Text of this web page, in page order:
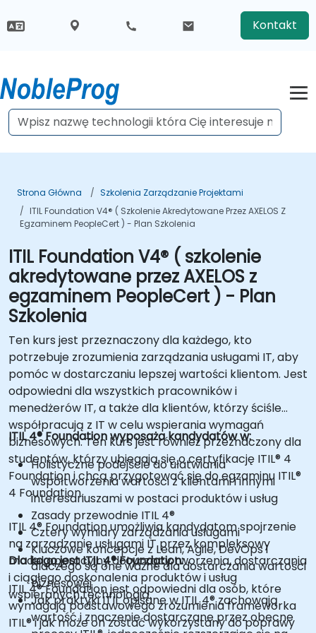
Kontakt
Strona Główna
Szkolenia Zarządzanie Projektami
ITIL Foundation V4® ( Szkolenie Akredytowane Przez AXELOS Z
Egzaminem PeopleCert ) - Plan Szkolenia
ITIL Foundation V4® ( szkolenie
akredytowane przez AXELOS z
egzaminem PeopleCert ) - Plan
Szkolenia
Ten kurs jest przeznaczony dla każdego, kto
potrzebuje zrozumienia zarządzania usługami IT, aby
pomóc w dostarczaniu lepszej wartości klientom. Jest
odpowiedni dla wszystkich pracowników i
menedżerów IT, a także dla klientów, którzy ściśle
współpracują z IT w celu wspierania wymagań
biznesowych. Ten kurs jest również przeznaczony dla
studentów, którzy ubiegają się o certyfikację ITIL® 4
Foundation i chcą przygotować się do egzaminu ITIL®
4 Foundation.
ITIL 4® Foundation umożliwia kandydatom spojrzenie
na zarządzanie usługami IT przez kompleksowy
model operacyjny dotyczący tworzenia, dostarczania
i ciągłego doskonalenia produktów i usług
wspieranych technologią.
ITIL 4® Foundation wyposaża kandydatów w:
Holistyczne podejście do ułatwiania
współtworzenia wartości z klientami i innymi
interesariuszami w postaci produktów i usług
Zasady przewodnie ITIL 4®
Cztery wymiary zarządzania usługami
Kluczowe koncepcje z Lean, Agile, DevOps i
dlaczego są one ważne dla dostarczania wartości
biznesowej
Jak praktyki ITIL opisane w ITIL 4® zachowają
wartość i znaczenie dostarczane przez obecne
Dla kogo jest ITIL 4® Foundation:
ITIL 4® Foundation jest odpowiedni dla osób, które
wymagają podstawowego zrozumienia frameworka
ITIL® i jak może on zostać wykorzystany do poprawy